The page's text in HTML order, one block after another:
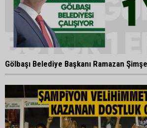
Gölbaşı Belediye Başkanı Ramazan